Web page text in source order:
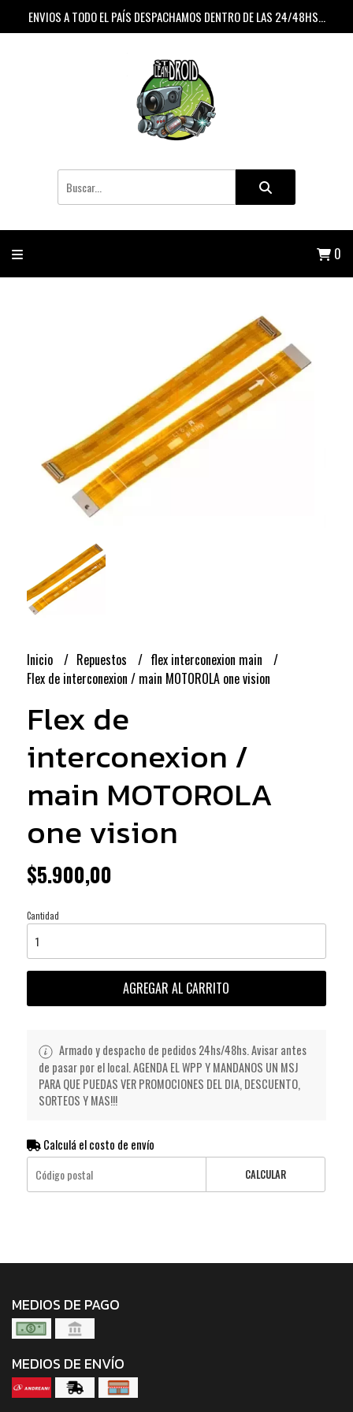
ENVIOS A TODO EL PAÍS DESPACHAMOS DENTRO DE LAS 24/48HS...
0
Inicio Repuestos
flex interconexion main
Flex de interconexion / main MOTOROLA one vision
Flex de
interconexion /
main MOTOROLA
one vision
$5.900,00
Cantidad
AGREGAR AL CARRITO
Armado y despacho de pedidos 24hs/48hs. Avisar antes
de pasar por el local. AGENDA EL WPP Y MANDANOS UN MSJ
PARA QUE PUEDAS VER PROMOCIONES DEL DIA, DESCUENTO,
SORTEOS Y MAS!!!
Calculá el costo de envío
CALCULAR
MEDIOS DE PAGO
MEDIOS DE ENVÍO